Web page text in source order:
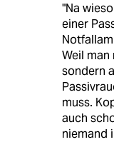
"Na
einer
Weil man
sondern
muss.
auch
niemand